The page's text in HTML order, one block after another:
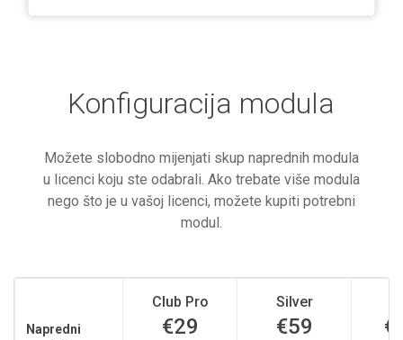
Konfiguracija modula
Možete slobodno mijenjati skup naprednih modula
u licenci koju ste odabrali. Ako trebate više modula
nego što je u vašoj licenci, možete kupiti potrebni
modul.
Napredni
Club Pro
€29
Silver
€59